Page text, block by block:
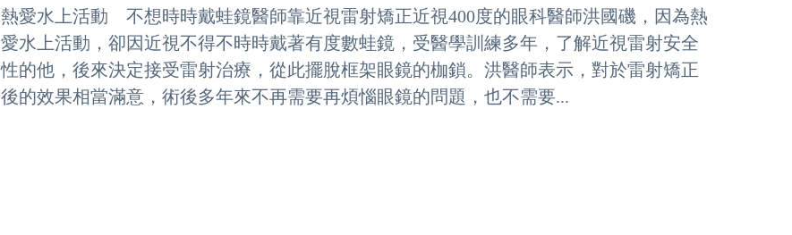
熱愛水上活動 不想時時戴蛙鏡醫師靠近視雷射矯正近視400度的眼科醫師洪國磯，因為熱
愛水上活動，卻因近視不得不時時戴著有度數蛙鏡，受醫學訓練多年，了解近視雷射安全
性的他，後來決定接受雷射治療，從此擺脫框架眼鏡的枷鎖。洪醫師表示，對於雷射矯正
後的效果相當滿意，術後多年來不再需要再煩惱眼鏡的問題，也不需要...